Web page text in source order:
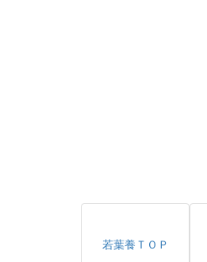
若葉養ＴＯＰ